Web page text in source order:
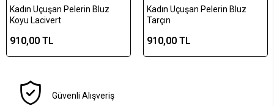
Kadın Uçuşan Pelerin Bluz
Koyu Lacivert
910,00 TL
Kadın Uçuşan Pelerin Bluz
Tarçın
910,00 TL
Güvenli Alışveriş